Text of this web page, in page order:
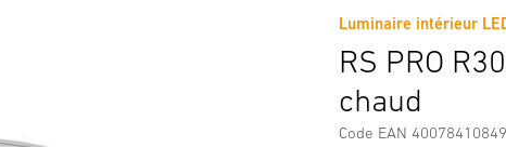
Luminaire intérieur
RS PRO
chaud
Code EAN
Consignes de Sécurité et Avertissements